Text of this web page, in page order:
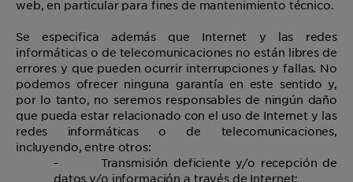
web, en particular para fines de mantenimiento técnico.
Se especifica además que Internet y las redes
informáticas o de telecomunicaciones no están libres de
errores y que pueden ocurrir interrupciones y fallas. No
podemos ofrecer ninguna garantía en este sentido y,
por lo tanto, no seremos responsables de ningún daño
que pueda estar relacionado con el uso de Internet y las
redes informáticas o de telecomunicaciones,
incluyendo, entre otros:
-
Transmisión deficiente y/o recepción de
datos y/o información a través de Internet;